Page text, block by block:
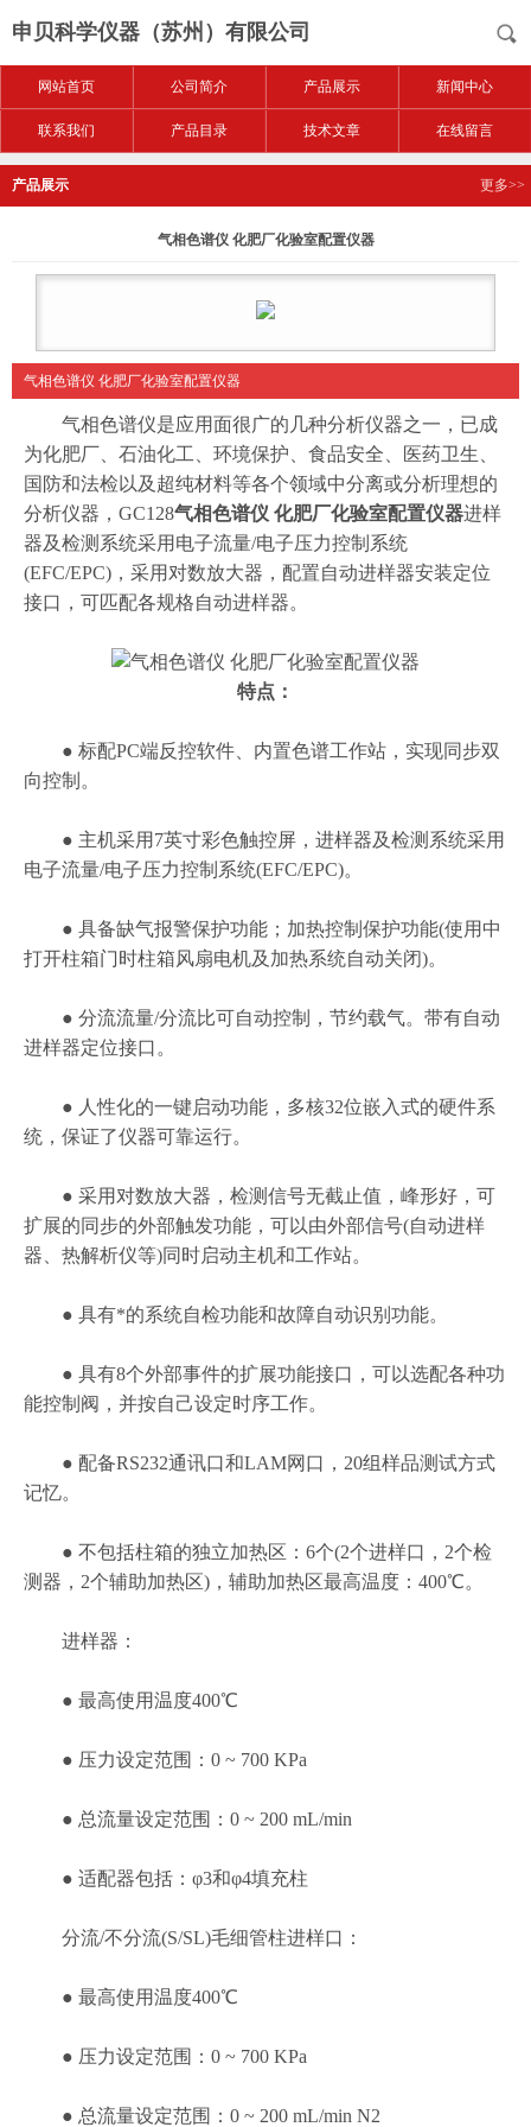
申贝科学仪器（苏州）有限公司
网站首页 公司简介 产品展示 新闻中心
联系我们 产品目录 技术文章 在线留言
产品展示 更多>>
气相色谱仪 化肥厂化验室配置仪器
气相色谱仪 化肥厂化验室配置仪器
气相色谱仪是应用面很广的几种分析仪器之一，已成
为化肥厂、石油化工、环境保护、食品安全、医药卫生、
国防和法检以及超纯材料等各个领域中分离或分析理想的
分析仪器，GC128气相色谱仪 化肥厂化验室配置仪器进样
器及检测系统采用电子流量/电子压力控制系统
(EFC/EPC)，采用对数放大器，配置自动进样器安装定位
接口，可匹配各规格自动进样器。
特点：
● 标配PC端反控软件、内置色谱工作站，实现同步双
向控制。
● 主机采用7英寸彩色触控屏，进样器及检测系统采用
电子流量/电子压力控制系统(EFC/EPC)。
● 具备缺气报警保护功能；加热控制保护功能(使用中
打开柱箱门时柱箱风扇电机及加热系统自动关闭)。
● 分流流量/分流比可自动控制，节约载气。带有自动
进样器定位接口。
● 人性化的一键启动功能，多核32位嵌入式的硬件系
统，保证了仪器可靠运行。
● 采用对数放大器，检测信号无截止值，峰形好，可
扩展的同步的外部触发功能，可以由外部信号(自动进样
器、热解析仪等)同时启动主机和工作站。
● 具有*的系统自检功能和故障自动识别功能。
● 具有8个外部事件的扩展功能接口，可以选配各种功
能控制阀，并按自己设定时序工作。
● 配备RS232通讯口和LAM网口，20组样品测试方式
记忆。
● 不包括柱箱的独立加热区：6个(2个进样口，2个检
测器，2个辅助加热区)，辅助加热区最高温度：400℃。
进样器：
● 最高使用温度400℃
● 压力设定范围：0 ~ 700 KPa
● 总流量设定范围：0 ~ 200 mL/min
● 适配器包括：φ3和φ4填充柱
分流/不分流(S/SL)毛细管柱进样口：
● 最高使用温度400℃
● 压力设定范围：0 ~ 700 KPa
● 总流量设定范围：0 ~ 200 mL/min N2